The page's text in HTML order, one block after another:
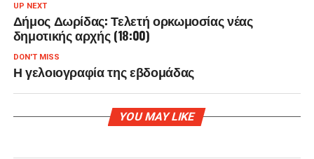
UP NEXT
Δήμος Δωρίδας: Τελετή ορκωμοσίας νέας
δημοτικής αρχής (18:00)
DON'T MISS
Η γελοιογραφία της εβδομάδας
YOU MAY LIKE